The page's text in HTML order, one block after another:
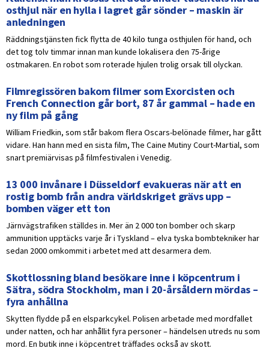
osthjul när en hylla i lagret går sönder – maskin är
anledningen
Räddningstjänsten fick flytta de 40 kilo tunga osthjulen för hand, och
det tog tolv timmar innan man kunde lokalisera den 75-årige
ostmakaren. En robot som roterade hjulen trolig orsak till olyckan.
Filmregissören bakom filmer som Exorcisten och
French Connection går bort, 87 år gammal – hade en
ny film på gång
William Friedkin, som står bakom flera Oscars-belönade filmer, har gått
vidare. Han hann med en sista film, The Caine Mutiny Court-Martial, som
snart premiärvisas på filmfestivalen i Venedig.
13 000 invånare i Düsseldorf evakueras när att en
rostig bomb från andra världskriget grävs upp –
bomben väger ett ton
Järnvägstrafiken ställdes in. Mer än 2 000 ton bomber och skarp
ammunition upptäcks varje år i Tyskland – elva tyska bombtekniker har
sedan 2000 omkommit i arbetet med att desarmera dem.
Skottlossning bland besökare inne i köpcentrum i
Sätra, södra Stockholm, man i 20-årsåldern mördas –
fyra anhållna
Skytten flydde på en elsparkcykel. Polisen arbetade med mordfallet
under natten, och har anhållit fyra personer – händelsen utreds nu som
mord. En butik inne i köpcentret träffades också av skott.